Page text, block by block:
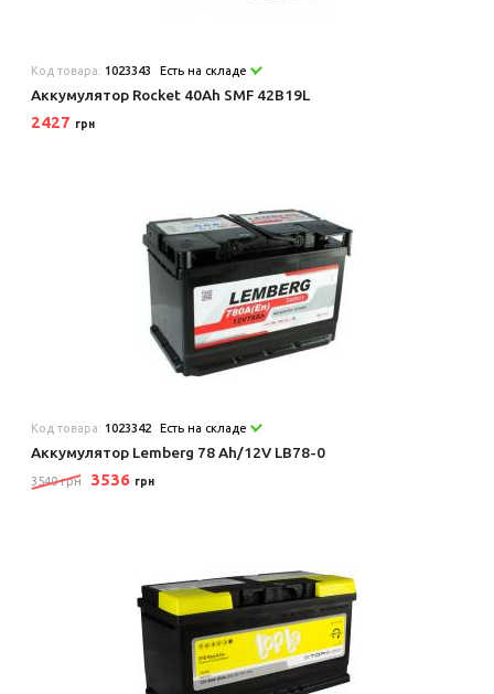
Код товара: 1023343 Есть на складе
Аккумулятор Rocket 40Ah SMF 42B19L
2427 грн
Код товара: 1023342 Есть на складе
Аккумулятор Lemberg 78 Аh/12V LB78-0
3540 грн 3536 грн